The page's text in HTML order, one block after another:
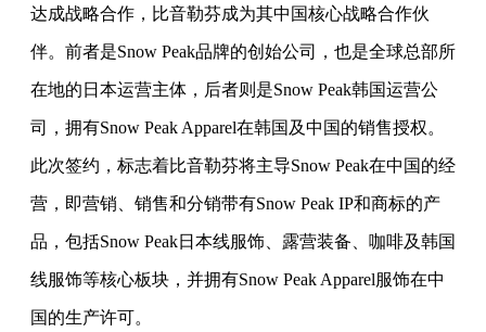
达成战略合作，比音勒芬成为其中国核心战略合作伙
伴。前者是Snow Peak品牌的创始公司，也是全球总部所
在地的日本运营主体，后者则是Snow Peak韩国运营公
司，拥有Snow Peak Apparel在韩国及中国的销售授权。
此次签约，标志着比音勒芬将主导Snow Peak在中国的经
营，即营销、销售和分销带有Snow Peak IP和商标的产
品，包括Snow Peak日本线服饰、露营装备、咖啡及韩国
线服饰等核心板块，并拥有Snow Peak Apparel服饰在中
国的生产许可。